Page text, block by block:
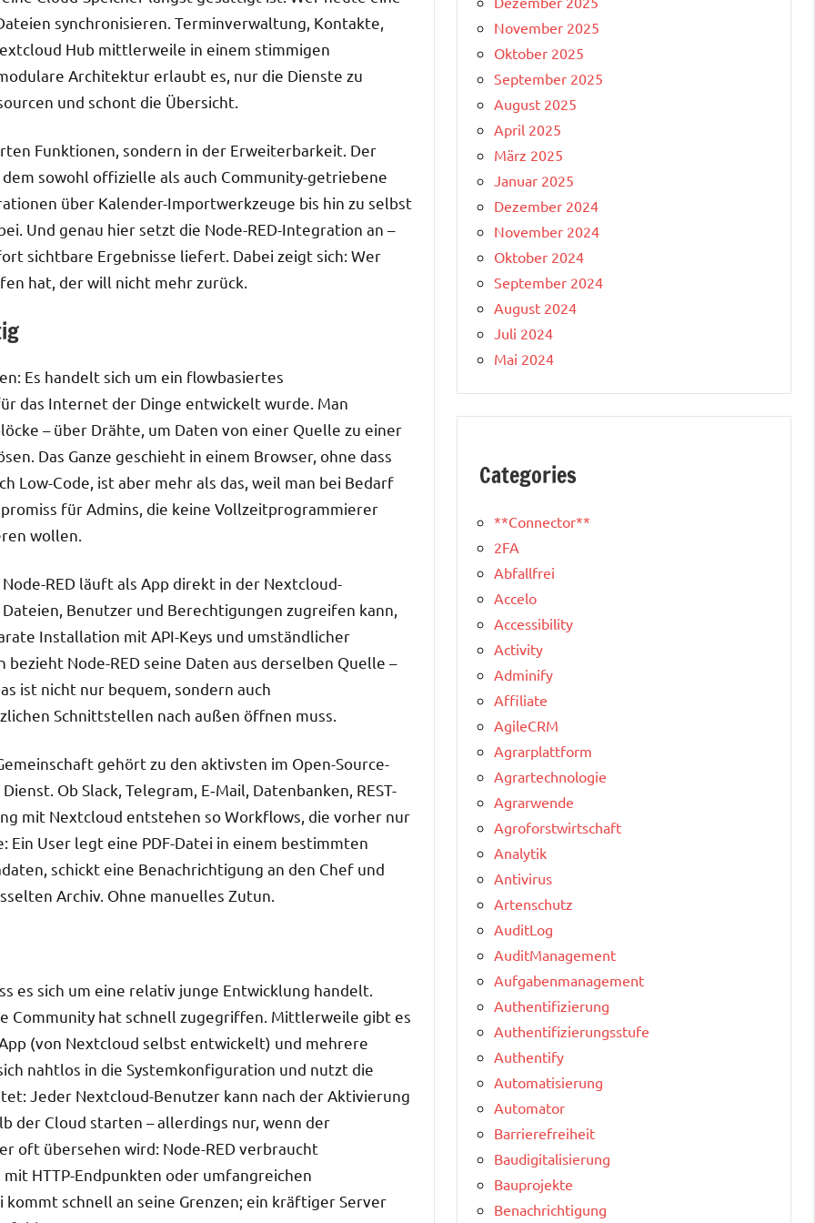
synchronisieren. Terminverwaltung, Kontakte,
Hub mittlerweile in einem stimmigen
Architektur erlaubt es, nur die Dienste zu
und schont die Übersicht.
Funktionen, sondern in der Erweiterbarkeit. Der
sowohl offizielle als auch Community-getriebene
über Kalender-Importwerkzeuge bis hin zu selbst
Und genau hier setzt die Node-RED-Integration an –
sichtbare Ergebnisse liefert. Dabei zeigt sich: Wer
hat, der will nicht mehr zurück.
Es handelt sich um ein flowbasiertes
das Internet der Dinge entwickelt wurde. Man
– über Drähte, um Daten von einer Quelle zu einer
Das Ganze geschieht in einem Browser, ohne dass
Low-Code, ist aber mehr als das, weil man bei Bedarf
für Admins, die keine Vollzeitprogrammierer
wollen.
RED läuft als App direkt in der Nextcloud-
Benutzer und Berechtigungen zugreifen kann,
Installation mit API-Keys und umständlicher
Node-RED seine Daten aus derselben Quelle –
ist nicht nur bequem, sondern auch
Schnittstellen nach außen öffnen muss.
gehört zu den aktivsten im Open-Source-
Ob Slack, Telegram, E‑Mail, Datenbanken, REST-
mit Nextcloud entstehen so Workflows, die vorher nur
User legt eine PDF-Datei in einem bestimmten
schickt eine Benachrichtigung an den Chef und
Archiv. Ohne manuelles Zutun.
es sich um eine relativ junge Entwicklung handelt.
Community hat schnell zugegriffen. Mittlerweile gibt es
(von Nextcloud selbst entwickelt) und mehrere
nahtlos in die Systemkonfiguration und nutzt die
Jeder Nextcloud-Benutzer kann nach der Aktivierung
der Cloud starten – allerdings nur, wenn der
oft übersehen wird: Node-RED verbraucht
HTTP-Endpunkten oder umfangreichen
schnell an seine Grenzen; ein kräftiger Server
November 2025
Oktober 2025
September 2025
August 2025
April 2025
März 2025
Januar 2025
Dezember 2024
November 2024
Oktober 2024
September 2024
August 2024
Juli 2024
Mai 2024
Categories
**Connector**
2FA
Abfallfrei
Accelo
Accessibility
Activity
Adminify
Affiliate
AgileCRM
Agrarplattform
Agrartechnologie
Agrarwende
Agroforstwirtschaft
Analytik
Antivirus
Artenschutz
AuditLog
AuditManagement
Aufgabenmanagement
Authentifizierung
Authentifizierungsstufe
Authentify
Automatisierung
Automator
Barrierefreiheit
Baudigitalisierung
Bauprojekte
Benachrichtigung